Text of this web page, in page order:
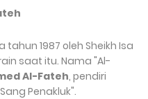
1987 oleh Sheikh Isa
saat itu. Nama "Al-
Al-Fateh, pendiri
Penakluk".